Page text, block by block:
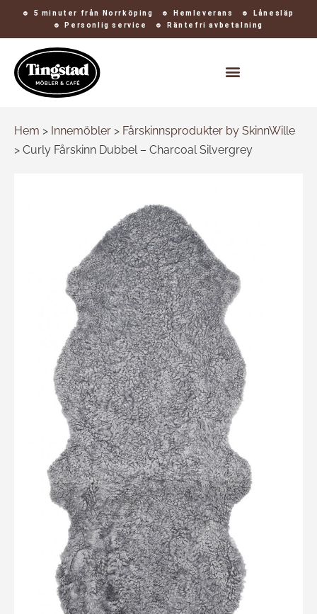
5 minuter från Norrköping Hemleverans
Lånesläp
Personlig service
Räntefri avbetalning
Hem > Innemöbler > Fårskinnsprodukter by SkinnWille
> Curly Fårskinn Dubbel – Charcoal Silvergrey